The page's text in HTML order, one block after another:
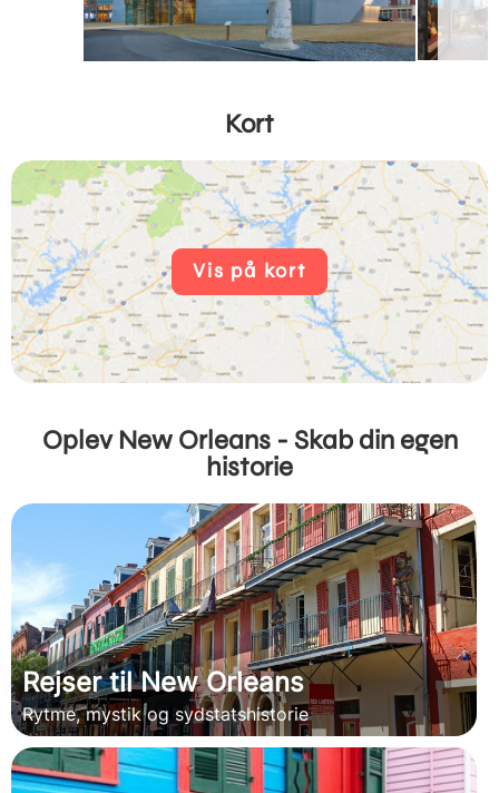
Kort
Vis på kort
Oplev New Orleans - Skab din egen
historie
Rejser til New Orleans
Rytme, mystik og sydstatshistorie